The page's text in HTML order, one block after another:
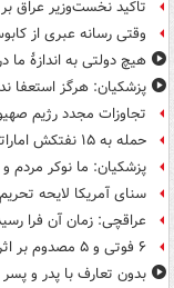
تاکید نخست‌وزیر عراق
وقتی رسانه عبری از
هیچ دولتی به اندازۀ
پزشکیان: هرگز استعفا
تجاوزات مجدد رژیم
حمله به ۱۵ نفتکش‌ اماراتی از ابتدای جنگ
پزشکیان: ما نوکر
سنای آمریکا لایحه
عراقچی: زمان آن فرا
۶ فوتی و ۵ مصدوم بر اثر تصادف زنجیره‌ای
بدون تعارف با پدر و